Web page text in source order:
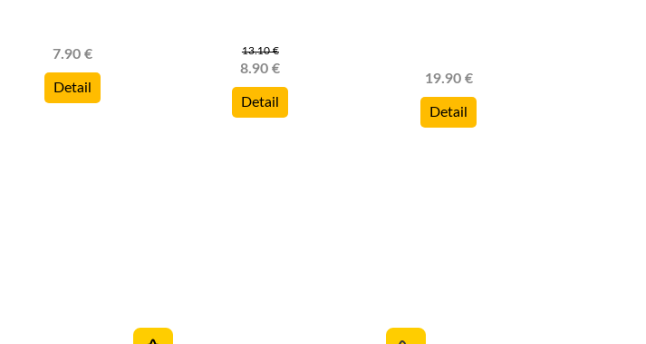
7.90 €
Detail
13.10 €
8.90 €
Detail
19.90 €
Detail